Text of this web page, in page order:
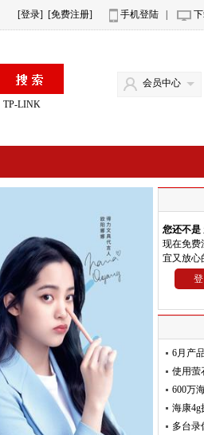
[登录] [免费注册] 手机登陆
TP-LINK
会员中心
您还不是
现在免费
宜又放心
6月产
使用萤
600万
海康4g
多台录